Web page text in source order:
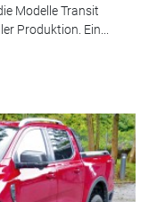
Modelle Transit
Produktion. Ein...